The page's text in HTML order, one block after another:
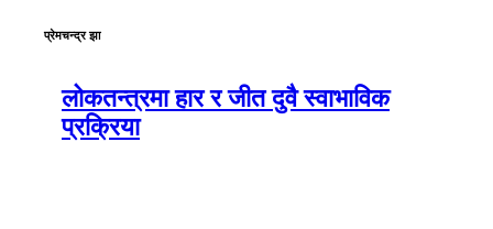
प्रेमचन्द्र झा
लोकतन्त्रमा हार र जीत दुवै स्वाभाविक
प्रक्रिया